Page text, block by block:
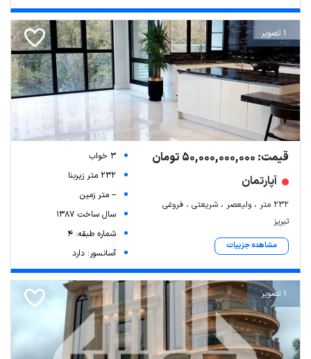
1 تصویر
قیمت: 50,000,000,000 تومان
آپارتمان
۲۳۲ متر ، ولیعصر ، شریعتی ، فروغی
تبریز
مشاهده جزییات
3 خواب
232 متر زیربنا
-- متر زمین
سال ساخت 1387
شماره طبقه: 4
آسانسور: دارد
1 تصویر